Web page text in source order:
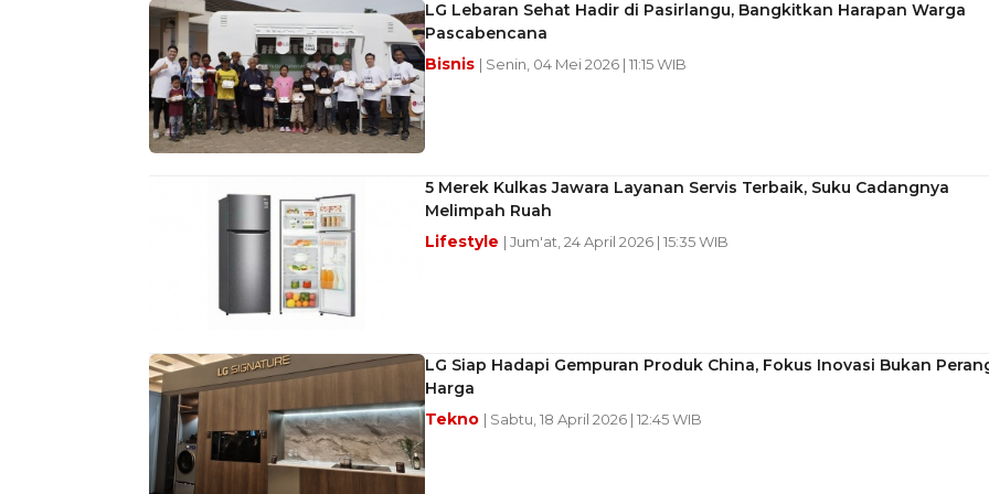
LG Lebaran Sehat Hadir di Pasirlangu, Bangkitkan Harapan Warga
Pascabencana
Bisnis | Senin, 04 Mei 2026 | 11:15 WIB
5 Merek Kulkas Jawara Layanan Servis Terbaik, Suku Cadangnya
Melimpah Ruah
Lifestyle | Jum'at, 24 April 2026 | 15:35 WIB
LG Siap Hadapi Gempuran Produk China, Fokus Inovasi Bukan
Harga
Tekno | Sabtu, 18 April 2026 | 12:45 WIB